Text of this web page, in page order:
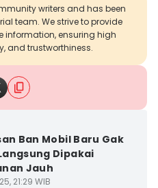
writers and has been
team. We strive to provide
information, ensuring high
and trustworthiness.
Ban Mobil Baru Gak
Dipakai
Jauh
21:29 WIB